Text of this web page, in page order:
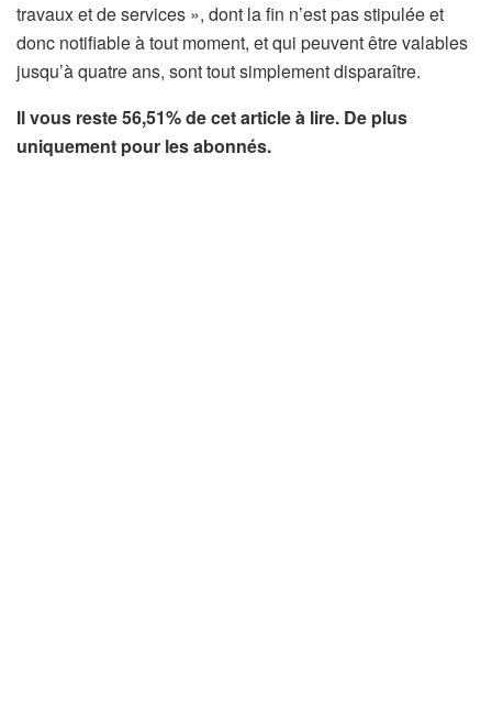
travaux et de services », dont la fin n’est pas stipulée et
donc notifiable à tout moment, et qui peuvent être valables
jusqu’à quatre ans, sont tout simplement disparaître.
Il vous reste 56,51% de cet article à lire. De plus
uniquement pour les abonnés.